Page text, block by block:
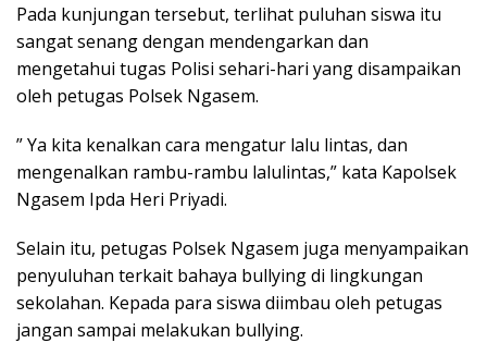
Pada kunjungan tersebut, terlihat puluhan siswa itu
sangat senang dengan mendengarkan dan
mengetahui tugas Polisi sehari-hari yang disampaikan
oleh petugas Polsek Ngasem.
” Ya kita kenalkan cara mengatur lalu lintas, dan
mengenalkan rambu-rambu lalulintas,” kata Kapolsek
Ngasem Ipda Heri Priyadi.
Selain itu, petugas Polsek Ngasem juga menyampaikan
penyuluhan terkait bahaya bullying di lingkungan
sekolahan. Kepada para siswa diimbau oleh petugas
jangan sampai melakukan bullying.